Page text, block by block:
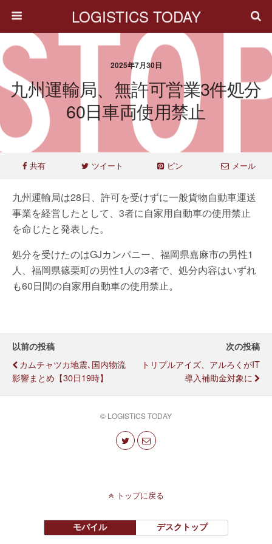
LOGISTICS TODAY
2025年7月30日
九州運輸局、無許可営業3件処分
60日車両使用禁止
共有 ツイート ピン メール
九州運輸局は28日、許可を受けずに一般貨物自動車運送
事業を経営したとして、3者に自家用自動車の使用禁止
を命じたと発表した。
処分を受けたのはGJカンパニー、福岡県嘉麻市の男性1
人、福岡県篠栗町の男性1人の3者で、処分内容はいずれ
も60日間の自家用自動車の使用禁止。
以前の投稿
カムチャツカ地震､国内物流
影響まとめ【30日19時】
次の投稿
トリプルアイズ、アルろくがIT
導入補助金対象に
© LOGISTICS TODAY
トップに戻る
モバイル デスクトップ